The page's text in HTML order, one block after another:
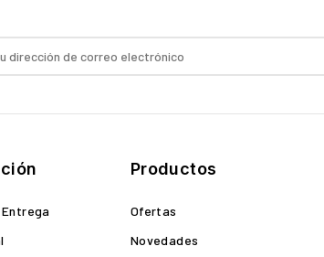
Productos
Ofertas
Novedades